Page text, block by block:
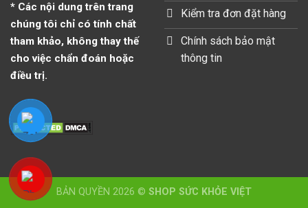
* Các nội dung trên trang
chúng tôi chỉ có tính chất
tham khảo, không thay thế
cho việc chẩn đoán hoặc
điều trị.
Kiểm tra đơn đặt hàng
Chính sách bảo mật
thông tin
BẢN QUYỀN 2026 © SHOP SỨC KHỎE VIỆT